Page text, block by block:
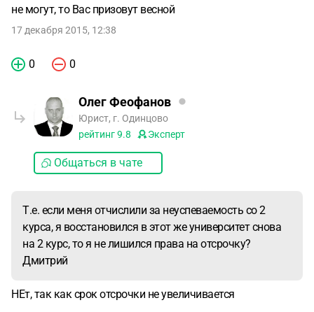
не могут, то Вас призовут весной
17 декабря 2015, 12:38
0 0
Олег Феофанов
Юрист, г. Одинцово
рейтинг9.8 Эксперт
Общаться в чате
Т.е. если меня отчислили за неуспеваемость со 2
курса, я восстановился в этот же университет снова
на 2 курс, то я не лишился права на отсрочку?
Дмитрий
НЕт, так как срок отсрочки не увеличивается